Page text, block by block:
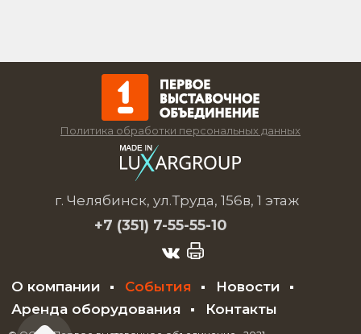
Политика обработки персональных данных
г. Челябинск, ул.Труда, 156в, 1 этаж
+7 (351) 7-55-55-10
О компании События
Новости
Аренда оборудования
Контакты